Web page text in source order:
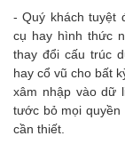
- Quý khách tuyệt
cụ hay hình thức
thay đổi cấu trúc
hay cổ vũ cho bất
xâm nhập vào dữ
tước bỏ mọi
cần thiết.